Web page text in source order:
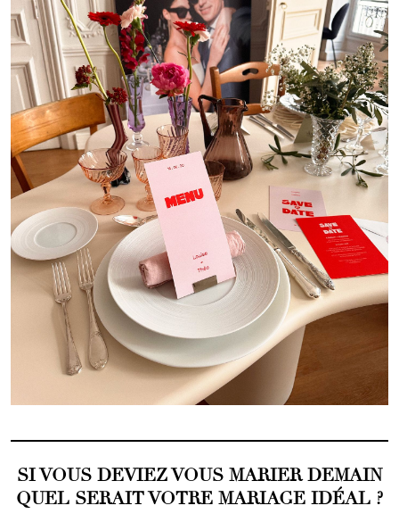
SI VOUS DEVIEZ VOUS MARIER DEMAIN
QUEL SERAIT VOTRE MARIAGE IDÉAL ?